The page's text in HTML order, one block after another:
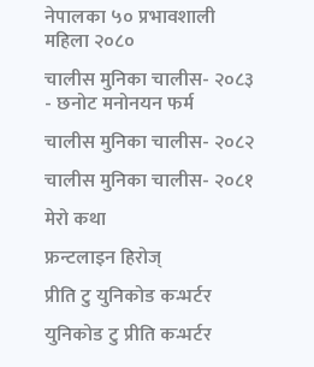
नेपालका ५० प्रभावशाली
महिला २०८०
चालीस मुनिका चालीस- २०८३
- छनोट मनोनयन फर्म
चालीस मुनिका चालीस- २०८२
चालीस मुनिका चालीस- २०८१
मेरो कथा
फ्रन्टलाइन हिरोज्
प्रीति टु युनिकोड कन्भर्टर
युनिकोड टु प्रीति कन्भर्टर